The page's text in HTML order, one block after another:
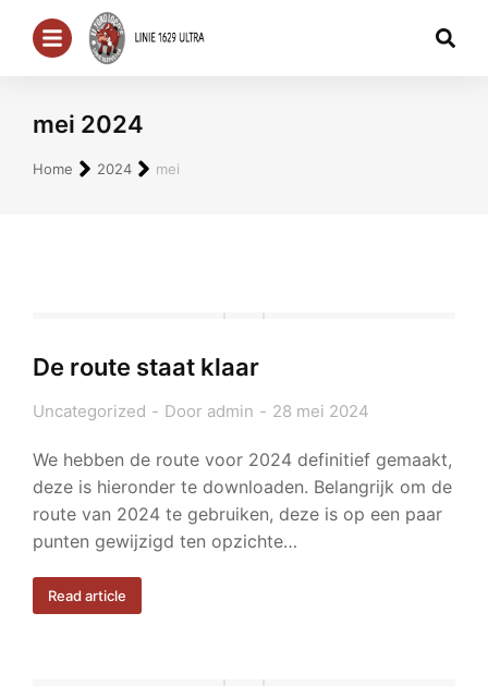
mei 2024
Je bent hier:
Home 2024 mei
De route staat klaar
Uncategorized Door admin 28 mei 2024
We hebben de route voor 2024 definitief gemaakt,
deze is hieronder te downloaden. Belangrijk om de
route van 2024 te gebruiken, deze is op een paar
punten gewijzigd ten opzichte…
Read article